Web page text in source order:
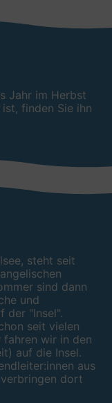
Jahr im Herbst
finden Sie ihn
steht seit
sind dann
und
der "Insel".
seit vielen
wir in den
auf die Insel.
aus
dort